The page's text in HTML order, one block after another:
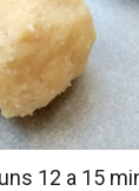
12 a 15